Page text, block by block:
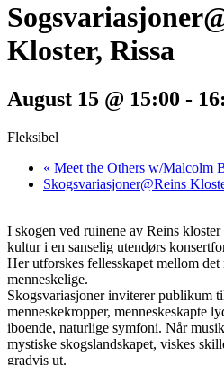
Kloster, Rissa
August 15 @ 15:00 -
Fleksibel
« Meet the Others w/Malcolm
Skogsvariasjoner@Reins
I skogen ved ruinene av Reins
kultur i en sanselig utendørs
Her utforskes fellesskapet mellom
menneskelige.
Skogsvariasjoner inviterer publikum
menneskekropper, menneskeskapte
iboende, naturlige symfoni. Når
mystiske skogslandskapet, viskes
gradvis ut.